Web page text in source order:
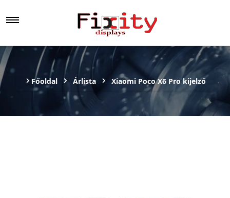
Főoldal Árlista Xiaomi Poco X6 Pro kijelző